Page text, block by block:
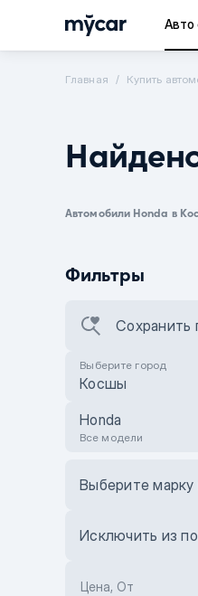
Авто
Главная Купить
Автомобили Honda в
Фильтры
Сохранить
Выберите город
Косшы
Honda
Все модели
Выберите
Исключить из
Цена, От